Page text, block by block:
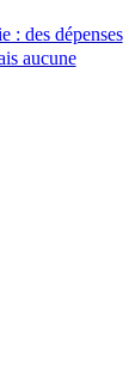
: des dépenses
aucune